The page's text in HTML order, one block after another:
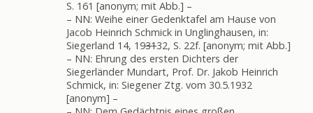
S. 161 [anonym; mit Abb.] –
– NN: Weihe einer Gedenktafel am Hause von
Jacob Heinrich Schmick in Unglinghausen, in:
Siegerland 14, 193132, S. 22f. [anonym; mit Abb.]
– NN: Ehrung des ersten Dichters der
Siegerländer Mundart, Prof. Dr. Jakob Heinrich
Schmick, in: Siegener Ztg. vom 30.5.1932
[anonym] –